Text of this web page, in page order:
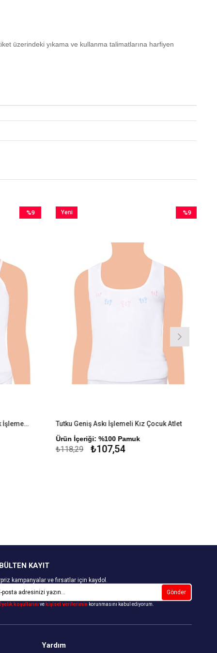
üzerindeki yıkama ve kullanma talimatlarına harfiyen
Tutku 6'lı Paket İp Askı Kız Çocuk İşlemeli Atlet
%9
Tutku Geniş Askı İşlemeli Kız Çocuk Atlet
Ürün İçeriği: %100 Pamuk
₺107,54
₺118,29
%9
Yeni
KAYIT
kampanyalar ve fırsatlar için kaydol.
Gönder
koşullarınıve kişisel verileriminkorunmasını kabul ediyorum.
Yardım